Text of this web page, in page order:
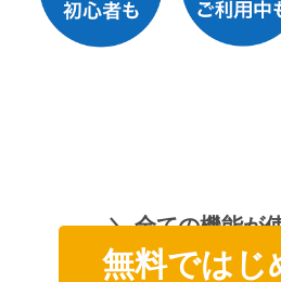
＼ 全ての機能が
無料ではじ